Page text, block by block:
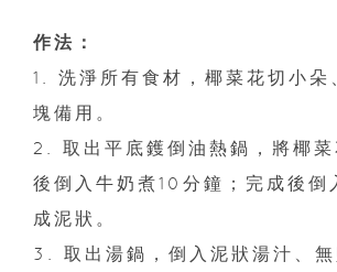
作法：
1. 洗淨所有食材，椰菜花切小朵
塊備用。
2. 取出平底鑊倒油熱鍋，將椰菜
後倒入牛奶煮10分鐘；完成後倒
成泥狀。
3. 取出湯鍋，倒入泥狀湯汁、無